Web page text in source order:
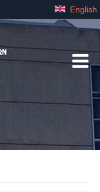
English